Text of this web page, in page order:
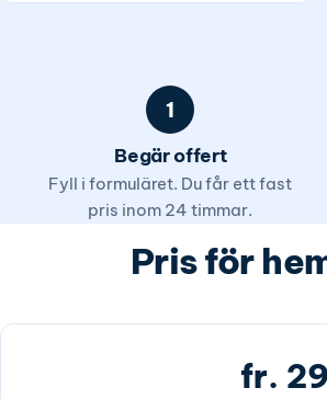
1
Begär offert
Fyll i formuläret. Du får ett fast
pris inom 24 timmar.
Pris för
fr.